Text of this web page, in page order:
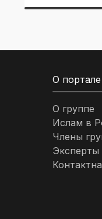
О портале
О группе
Ислам в
Члены
Эксперты